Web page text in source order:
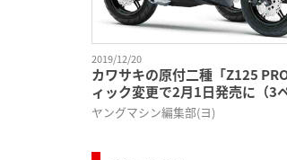
2019/12/20
カワサキの原付二種「Z125
ィック変更で2月1日発売に（3
ヤングマシン編集部(ヨ)